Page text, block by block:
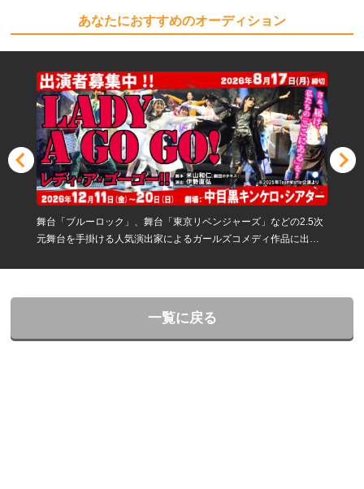
あなたにおすすめのオーディション
舞台「ブルーロック」、舞台「東京リベンジャーズ」などの2.5次
元舞台を手掛ける人気演出家によるガールズコメディ作品に出
一覧に戻る